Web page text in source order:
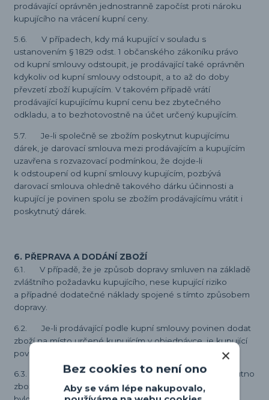
prodávající oprávněn jednostranně započíst proti nároku
kupujícího na vrácení kupní ceny.
5.6. V případech, kdy má kupující v souladu s
ustanovením § 1829 odst. 1 občanského zákoníku právo
od kupní smlouvy odstoupit, je prodávající také oprávněn
kdykoliv od kupní smlouvy odstoupit, a to až do doby
převzetí zboží kupujícím. V takovém případě vrátí
prodávající kupujícímu kupní cenu bez zbytečného
odkladu, a to bezhotovostně na účet určený kupujícím.
5.7. Je-li společně se zbožím poskytnut kupujícímu
dárek, je darovací smlouva mezi prodávajícím a kupujícím
uzavřena s rozvazovací podmínkou, že dojde-li
k odstoupení od kupní smlouvy kupujícím, pozbývá
darovací smlouva ohledně takového dárku účinnosti a
kupující je povinen spolu se zbožím prodávajícímu vrátit i
poskytnutý dárek.
6. PŘEPRAVA A DODÁNÍ ZBOŽÍ
6.1. V případě, že je způsob dopravy smluven na základě
zvláštního požadavku kupujícího, nese kupující riziko
a případné dodatečné náklady spojené s tímto způsobem
dopravy.
6.2. Je-li prodávající podle kupní smlouvy povinen dodat
zboží na místo určené kupujícím v objednávce, je kupující
povinen převzít zboží při dodání.
6.3. V případě, že je z důvodů na straně kupujícího nutno
zboží doručovat opakovaně nebo jiným způsobem, než
Bez cookies to není ono
Aby se vám lépe nakupovalo,